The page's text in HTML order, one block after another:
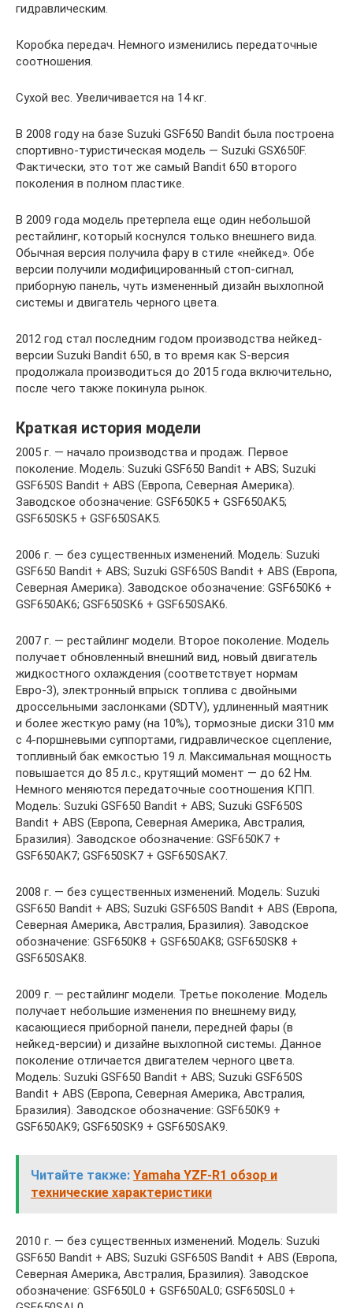
гидравлическим.
Коробка передач. Немного изменились передаточные
соотношения.
Сухой вес. Увеличивается на 14 кг.
В 2008 году на базе Suzuki GSF650 Bandit была построена
спортивно-туристическая модель — Suzuki GSX650F.
Фактически, это тот же самый Bandit 650 второго
поколения в полном пластике.
В 2009 года модель претерпела еще один небольшой
рестайлинг, который коснулся только внешнего вида.
Обычная версия получила фару в стиле «нейкед». Обе
версии получили модифицированный стоп-сигнал,
приборную панель, чуть измененный дизайн выхлопной
системы и двигатель черного цвета.
2012 год стал последним годом производства нейкед-
версии Suzuki Bandit 650, в то время как S-версия
продолжала производиться до 2015 года включительно,
после чего также покинула рынок.
Краткая история модели
2005 г. — начало производства и продаж. Первое
поколение. Модель: Suzuki GSF650 Bandit + ABS; Suzuki
GSF650S Bandit + ABS (Европа, Северная Америка).
Заводское обозначение: GSF650K5 + GSF650AK5;
GSF650SK5 + GSF650SAK5.
2006 г. — без существенных изменений. Модель: Suzuki
GSF650 Bandit + ABS; Suzuki GSF650S Bandit + ABS (Европа,
Северная Америка). Заводское обозначение: GSF650K6 +
GSF650AK6; GSF650SK6 + GSF650SAK6.
2007 г. — рестайлинг модели. Второе поколение. Модель
получает обновленный внешний вид, новый двигатель
жидкостного охлаждения (соответствует нормам
Евро-3), электронный впрыск топлива с двойными
дроссельными заслонками (SDTV), удлиненный маятник
и более жесткую раму (на 10%), тормозные диски 310 мм
с 4-поршневыми суппортами, гидравлическое сцепление,
топливный бак емкостью 19 л. Максимальная мощность
повышается до 85 л.с., крутящий момент — до 62 Нм.
Немного меняются передаточные соотношения КПП.
Модель: Suzuki GSF650 Bandit + ABS; Suzuki GSF650S
Bandit + ABS (Европа, Северная Америка, Австралия,
Бразилия). Заводское обозначение: GSF650K7 +
GSF650AK7; GSF650SK7 + GSF650SAK7.
2008 г. — без существенных изменений. Модель: Suzuki
GSF650 Bandit + ABS; Suzuki GSF650S Bandit + ABS (Европа,
Северная Америка, Австралия, Бразилия). Заводское
обозначение: GSF650K8 + GSF650AK8; GSF650SK8 +
GSF650SAK8.
2009 г. — рестайлинг модели. Третье поколение. Модель
получает небольшие изменения по внешнему виду,
касающиеся приборной панели, передней фары (в
нейкед-версии) и дизайне выхлопной системы. Данное
поколение отличается двигателем черного цвета.
Модель: Suzuki GSF650 Bandit + ABS; Suzuki GSF650S
Bandit + ABS (Европа, Северная Америка, Австралия,
Бразилия). Заводское обозначение: GSF650K9 +
GSF650AK9; GSF650SK9 + GSF650SAK9.
Читайте также: Yamaha YZF-R1 обзор и
технические характеристики
2010 г. — без существенных изменений. Модель: Suzuki
GSF650 Bandit + ABS; Suzuki GSF650S Bandit + ABS (Европа,
Северная Америка, Австралия, Бразилия). Заводское
обозначение: GSF650L0 + GSF650AL0; GSF650SL0 +